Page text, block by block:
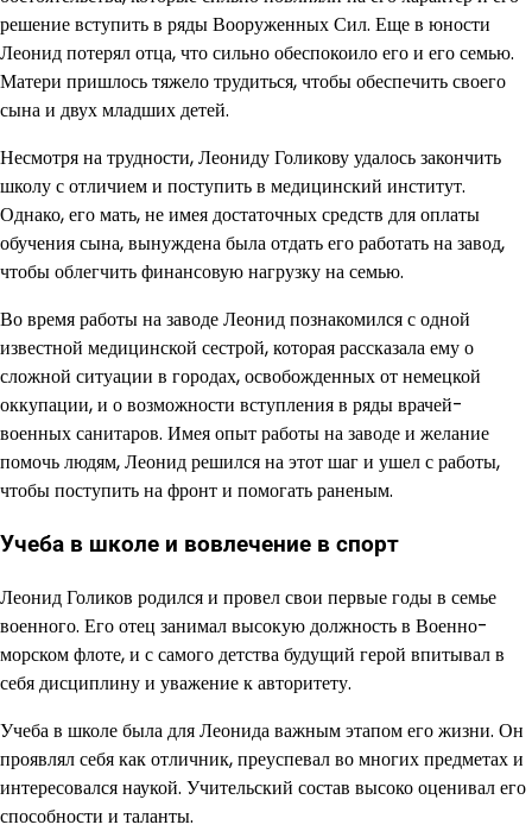
решение вступить в ряды Вооруженных Сил. Еще в юности
Леонид потерял отца, что сильно обеспокоило его и его семью.
Матери пришлось тяжело трудиться, чтобы обеспечить своего
сына и двух младших детей.
Несмотря на трудности, Леониду Голикову удалось закончить
школу с отличием и поступить в медицинский институт.
Однако, его мать, не имея достаточных средств для оплаты
обучения сына, вынуждена была отдать его работать на завод,
чтобы облегчить финансовую нагрузку на семью.
Во время работы на заводе Леонид познакомился с одной
известной медицинской сестрой, которая рассказала ему о
сложной ситуации в городах, освобожденных от немецкой
оккупации, и о возможности вступления в ряды врачей-
военных санитаров. Имея опыт работы на заводе и желание
помочь людям, Леонид решился на этот шаг и ушел с работы,
чтобы поступить на фронт и помогать раненым.
Учеба в школе и вовлечение в спорт
Леонид Голиков родился и провел свои первые годы в семье
военного. Его отец занимал высокую должность в Военно-
морском флоте, и с самого детства будущий герой впитывал в
себя дисциплину и уважение к авторитету.
Учеба в школе была для Леонида важным этапом его жизни. Он
проявлял себя как отличник, преуспевал во многих предметах и
интересовался наукой. Учительский состав высоко оценивал его
способности и таланты.